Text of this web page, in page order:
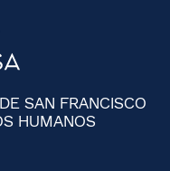
SAN FRANCISCO
HUMANOS